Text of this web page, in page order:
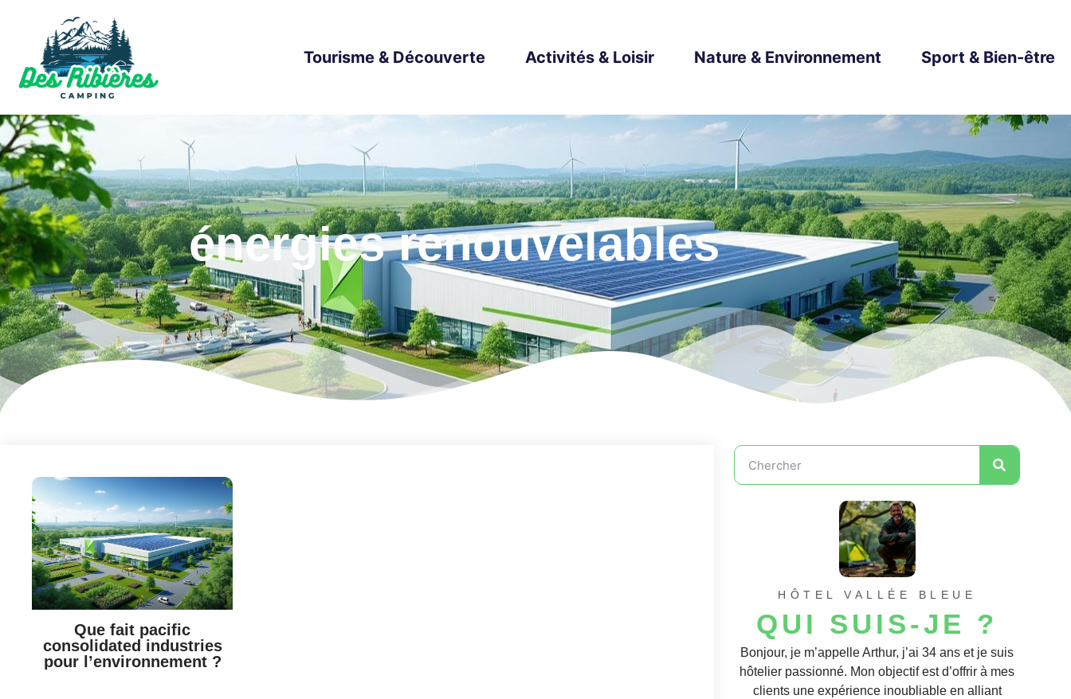
Tourisme & Découverte Activités & Loisir Nature & Environnement Sport & Bien-être
énergies renouvelables
Que fait pacific
consolidated industries
pour l’environnement ?
HÔTEL VALLÉE BLEUE
QUI SUIS-JE ?
Bonjour, je m’appelle Arthur, j’ai 34 ans et je suis
hôtelier passionné. Mon objectif est d’offrir à mes
clients une expérience inoubliable en alliant